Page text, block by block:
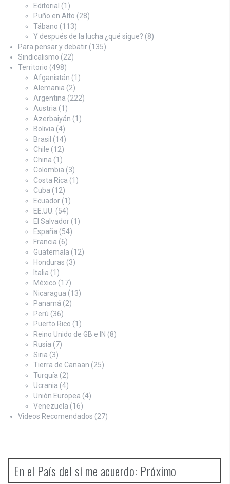
Editorial (1)
Puño en Alto (28)
Tábano (113)
Y después de la lucha ¿qué sigue? (8)
Para pensar y debatir (135)
Sindicalismo (22)
Territorio (498)
Afganistán (1)
Alemania (2)
Argentina (222)
Austria (1)
Azerbaiyán (1)
Bolivia (4)
Brasil (14)
Chile (12)
China (1)
Colombia (3)
Costa Rica (1)
Cuba (12)
Ecuador (1)
EE.UU. (54)
El Salvador (1)
España (54)
Francia (6)
Guatemala (12)
Honduras (3)
Italia (1)
México (17)
Nicaragua (13)
Panamá (2)
Perú (36)
Puerto Rico (1)
Reino Unido de GB e IN (8)
Rusia (7)
Siria (3)
Tierra de Canaan (25)
Turquía (2)
Ucrania (4)
Unión Europea (4)
Venezuela (16)
Videos Recomendados (27)
En el País del sí me acuerdo: Próximo